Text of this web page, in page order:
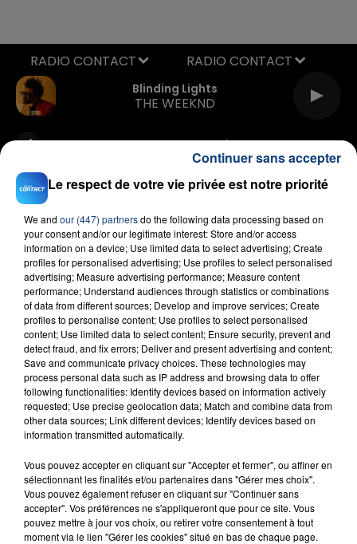
Blinding Lights
THE WEEKND
RADIO CONTACT
FIL D'ACTU
23 juillet 2026
INCENDIE MORTEL À LENS : UNE FEMME ET
SON BÉBÉ ENTRE LA VIE ET LA...
Un homme s'est immolé par le feu après avoir
aspergé sa compagne et leur bébé de trois mois
d'un liquide inflammable.
Le respect de votre vie privée est notre priorité
We and our (447) partnersdo the following data processing based on
your consent and/or our legitimate interest: Store and/or access
information on a device; Use limited data to select advertising; Create
profiles for personalised advertising; Use profiles to select personalised
advertising; Measure advertising performance; Measure content
performance; Understand audiences through statistics or combinations
of data from different sources; Develop and improve services; Create
profiles to personalise content; Use profiles to select personalised
content; Use limited data to select content; Ensure security, prevent and
detect fraud, and fix errors; Deliver and present advertising and content;
Save and communicate privacy choices. These technologies may
process personal data such as IP address and browsing data to offer
following functionalities: Identify devices based on information actively
requested; Use precise geolocation data; Match and combine data from
other data sources; Link different devices; Identify devices based on
information transmitted automatically.
Vous pouvez accepter en cliquant sur "Accepter et fermer", ou affiner en
sélectionnant les finalités et/ou partenaires dans "Gérer mes choix".
Vous pouvez également refuser en cliquant sur "Continuer sans
accepter". Vos préférences ne s'appliqueront que pour ce site. Vous
pouvez mettre à jour vos choix, ou retirer votre consentement à tout
moment via le lien "Gérer les cookies" situé en bas de chaque page.
Continuer sans accepter